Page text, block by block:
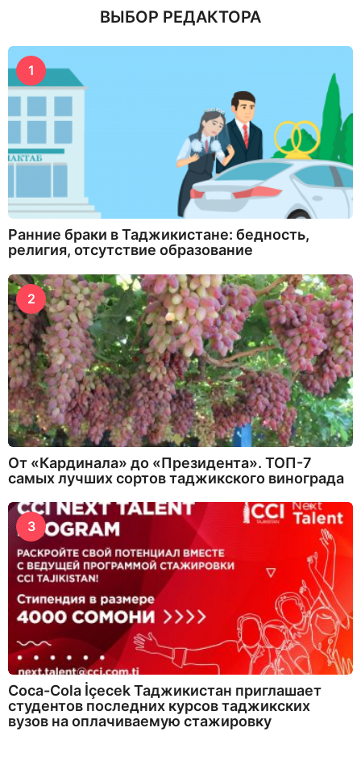
ВЫБОР РЕДАКТОРА
1
Ранние браки в Таджикистане: бедность,
религия, отсутствие образование
2
От «Кардинала» до «Президента». ТОП-7
самых лучших сортов таджикского винограда
3
Coca-Cola İçecek Таджикистан приглашает
студентов последних курсов таджикских
вузов на оплачиваемую стажировку